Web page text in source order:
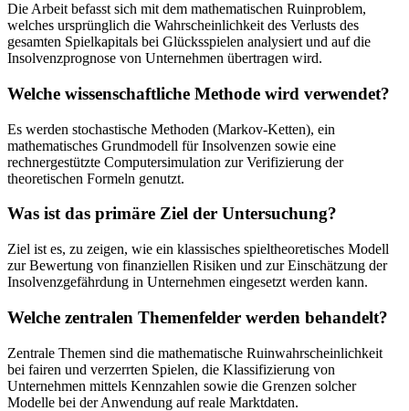
Die Arbeit befasst sich mit dem mathematischen Ruinproblem,
welches ursprünglich die Wahrscheinlichkeit des Verlusts des
gesamten Spielkapitals bei Glücksspielen analysiert und auf die
Insolvenzprognose von Unternehmen übertragen wird.
Welche wissenschaftliche Methode wird verwendet?
Es werden stochastische Methoden (Markov-Ketten), ein
mathematisches Grundmodell für Insolvenzen sowie eine
rechnergestützte Computersimulation zur Verifizierung der
theoretischen Formeln genutzt.
Was ist das primäre Ziel der Untersuchung?
Ziel ist es, zu zeigen, wie ein klassisches spieltheoretisches Modell
zur Bewertung von finanziellen Risiken und zur Einschätzung der
Insolvenzgefährdung in Unternehmen eingesetzt werden kann.
Welche zentralen Themenfelder werden behandelt?
Zentrale Themen sind die mathematische Ruinwahrscheinlichkeit
bei fairen und verzerrten Spielen, die Klassifizierung von
Unternehmen mittels Kennzahlen sowie die Grenzen solcher
Modelle bei der Anwendung auf reale Marktdaten.